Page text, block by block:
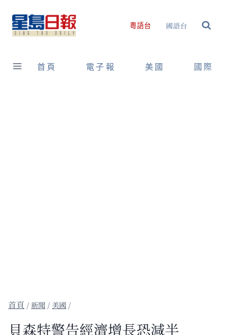
content
粵語台 國語台
首頁 電子報 美國 國際
/新聞 / 美國 /
貝森特警告經濟增長恐減半